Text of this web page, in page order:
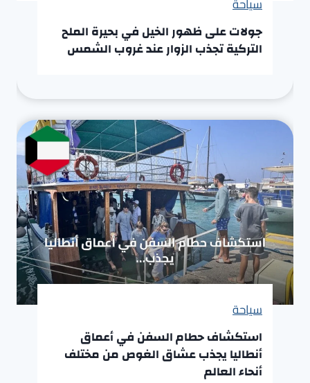
جولات على ظهور الخيل في بحيرة الملح
التركية تجذب الزوار عند غروب الشمس
سياحة
استكشاف حطام السفن في أعماق
أنطاليا يجذب عشاق الغوص من مختلف
أنحاء العالم